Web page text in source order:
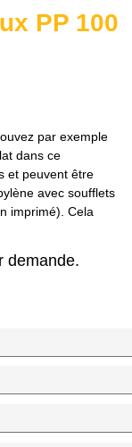
PP 100
par exemple
dans ce
et peuvent être
avec soufflets
imprimé). Cela
demande.